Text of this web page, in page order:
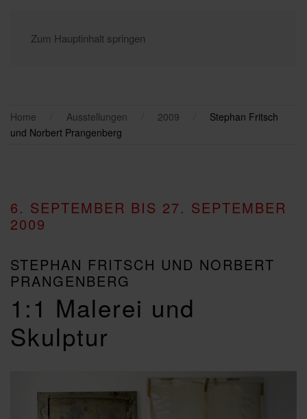
Zum Hauptinhalt springen
Home Ausstellungen 2009
Stephan Fritsch
und Norbert Prangenberg
6. SEPTEMBER BIS 27. SEPTEMBER
2009
STEPHAN FRITSCH UND NORBERT
PRANGENBERG
1:1 Malerei und
Skulptur